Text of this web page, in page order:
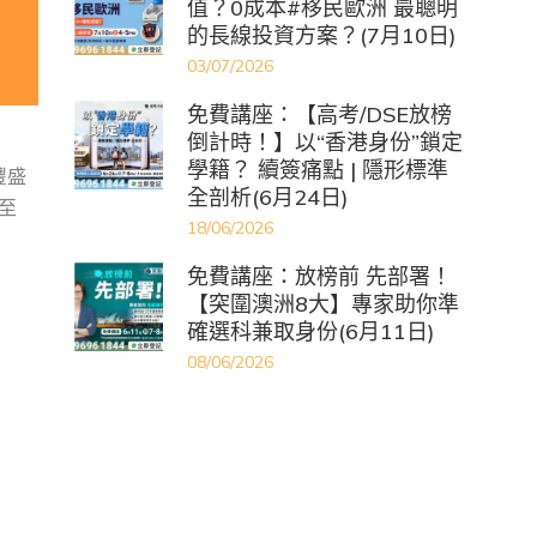
盛
值？0成本#移民歐洲 最聰明
的長線投資方案？(7月10日)
03/07/2026
免費講座：【高考/DSE放榜
倒計時！】以“香港身份”鎖定
學籍？ 續簽痛點 | 隱形標準
全剖析(6月24日)
18/06/2026
免費講座：放榜前 先部署！
【突圍澳洲8大】專家助你準
確選科兼取身份(6月11日)
08/06/2026